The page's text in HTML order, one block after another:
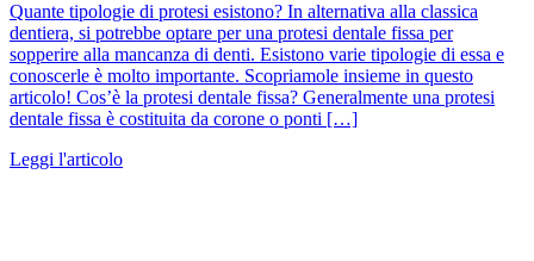
Quante tipologie di protesi esistono? In alternativa alla classica
dentiera, si potrebbe optare per una protesi dentale fissa per
sopperire alla mancanza di denti. Esistono varie tipologie di essa e
conoscerle è molto importante. Scopriamole insieme in questo
articolo! Cos’è la protesi dentale fissa? Generalmente una protesi
dentale fissa è costituita da corone o ponti […]
Leggi l'articolo